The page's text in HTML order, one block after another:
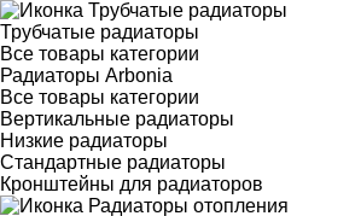
Трубчатые радиаторы
Все товары категории
Радиаторы Arbonia
Все товары категории
Вертикальные радиаторы
Низкие радиаторы
Стандартные радиаторы
Кронштейны для радиаторов